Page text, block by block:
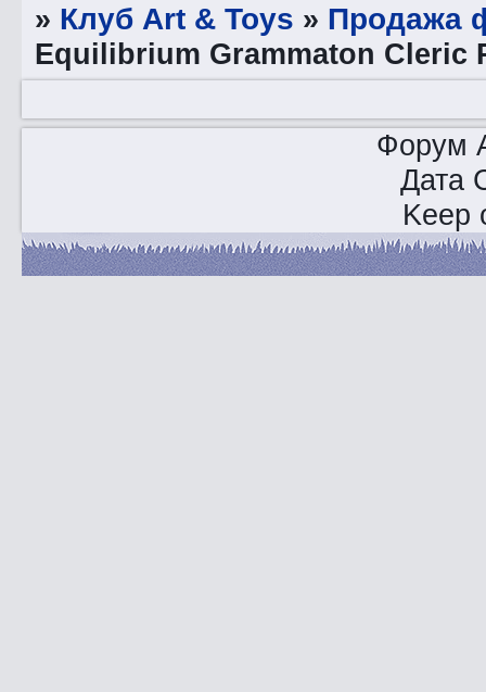
» Клуб Art & Toys » Продажа
Equilibrium Grammaton Cleric
Форум
Дата
Keep